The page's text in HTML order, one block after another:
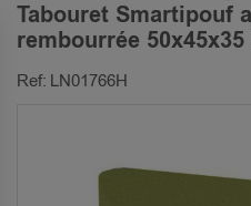
Tabouret Smartipouf
rembourrée 50x45x35
Ref: LN01766H